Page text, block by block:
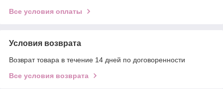
Все условия оплаты
Условия возврата
Возврат товара в течение 14 дней по договоренности
Все условия возврата